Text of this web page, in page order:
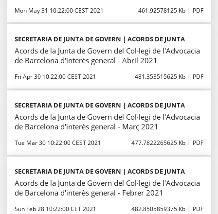
Mon May 31 10:22:00 CEST 2021 461.92578125 Kb PDF
SECRETARIA DE JUNTA DE GOVERN | ACORDS DE JUNTA
Acords de la Junta de Govern del Col·legi de l'Advocacia
de Barcelona d'interès general - Abril 2021
Fri Apr 30 10:22:00 CEST 2021 481.353515625 Kb PDF
SECRETARIA DE JUNTA DE GOVERN | ACORDS DE JUNTA
Acords de la Junta de Govern del Col·legi de l'Advocacia
de Barcelona d'interès general - Març 2021
Tue Mar 30 10:22:00 CEST 2021 477.7822265625 Kb PDF
SECRETARIA DE JUNTA DE GOVERN | ACORDS DE JUNTA
Acords de la Junta de Govern del Col·legi de l'Advocacia
de Barcelona d'interès general - Febrer 2021
Sun Feb 28 10:22:00 CET 2021 482.8505859375 Kb PDF